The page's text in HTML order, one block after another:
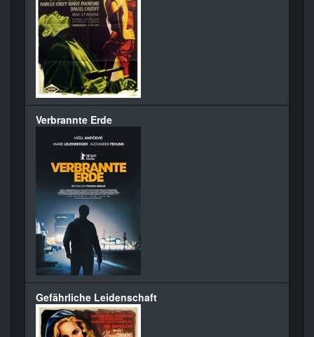
Verbrannte Erde
Gefährliche Leidenschaft